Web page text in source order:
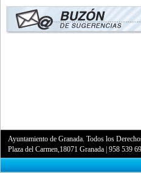
Ayuntamiento de Granada. Todos los
Plaza del Carmen,18071 Granada |958 539